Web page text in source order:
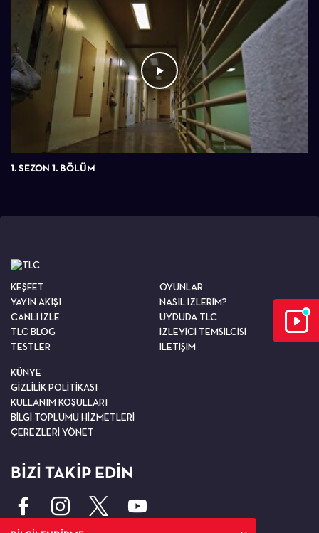
1. SEZON 1. BÖLÜM
KEŞFET
YAYIN AKIŞI
CANLI İZLE
TLC BLOG
TESTLER
OYUNLAR
NASIL İZLERİM?
UYDUDA TLC
İZLEYİCİ TEMSİLCİSİ
İLETİŞİM
KÜNYE
GİZLİLİK POLİTİKASI
KULLANIM KOŞULLARI
BİLGİ TOPLUMU HİZMETLERİ
ÇEREZLERİ YÖNET
BİZİ TAKİP EDİN